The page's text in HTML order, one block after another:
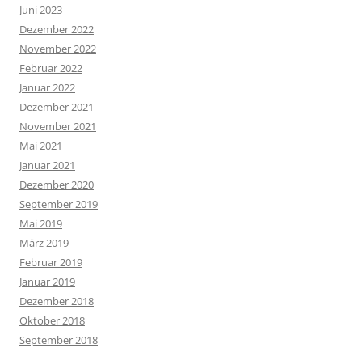
Juni 2023
Dezember 2022
November 2022
Februar 2022
Januar 2022
Dezember 2021
November 2021
Mai 2021
Januar 2021
Dezember 2020
September 2019
Mai 2019
März 2019
Februar 2019
Januar 2019
Dezember 2018
Oktober 2018
September 2018